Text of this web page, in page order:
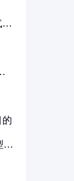
设
的
、